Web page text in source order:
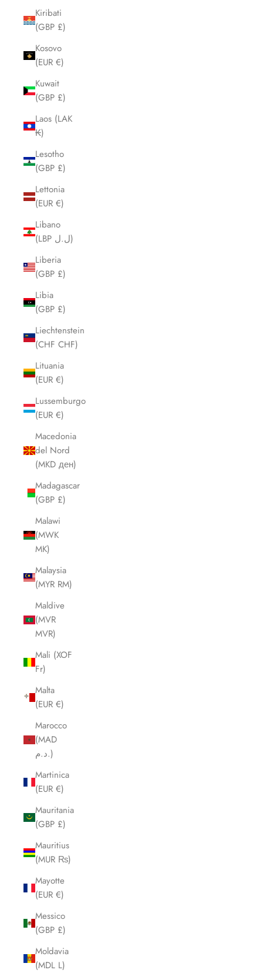
Kiribati
(GBP £)
Kosovo
(EUR €)
Kuwait
(GBP £)
Laos (LAK
₭)
Lesotho
(GBP £)
Lettonia
(EUR €)
Libano
(LBP ل.ل)
Liberia
(GBP £)
Libia
(GBP £)
Liechtenstein
(CHF CHF)
Lituania
(EUR €)
Lussemburgo
(EUR €)
Macedonia
del Nord
(MKD ден)
Madagascar
(GBP £)
Malawi
(MWK
MK)
Malaysia
(MYR RM)
Maldive
(MVR
MVR)
Mali (XOF
Fr)
Malta
(EUR €)
Marocco
(MAD
د.م.)
Martinica
(EUR €)
Mauritania
(GBP £)
Mauritius
(MUR ₨)
Mayotte
(EUR €)
Messico
(GBP £)
Moldavia
(MDL L)